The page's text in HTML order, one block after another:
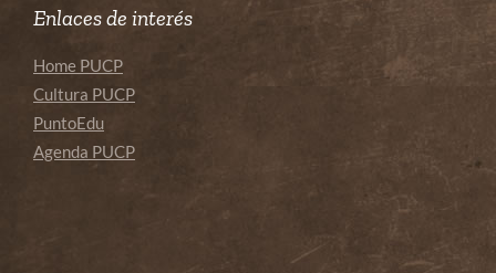
Enlaces de interés
Home PUCP
Cultura PUCP
PuntoEdu
Agenda PUCP